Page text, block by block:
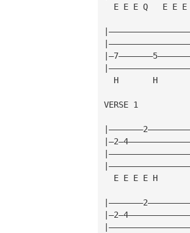
E E E Q   E E
H       H
VERSE 1
E E E E H